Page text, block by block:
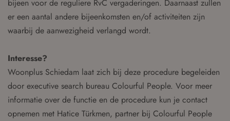
bijeen voor de reguliere RvC vergaderingen. Daarnaast zullen
er een aantal andere bijeenkomsten en/of activiteiten zijn
waarbij de aanwezigheid verlangd wordt.
Interesse?
Woonplus Schiedam laat zich bij deze procedure begeleiden
door executive search bureau Colourful People. Voor meer
informatie over de functie en de procedure kun je contact
opnemen met Hatice Türkmen, partner bij Colourful People